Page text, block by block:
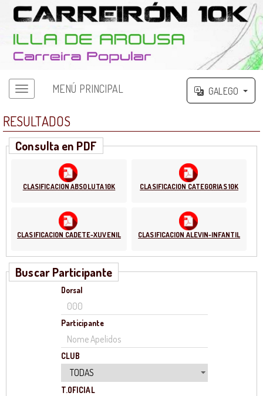
MENÚ PRINCIPAL GALEGO
RESULTADOS
Consulta en PDF
CLASIFICACION ABSOLUTA 10K CLASIFICACION CATEGORIAS 10K
CLASIFICACION CADETE-XUVENIL CLASIFICACION ALEVIN-INFANTIL
Buscar Participante
Dorsal
Participante
CLUB
T.OFICIAL